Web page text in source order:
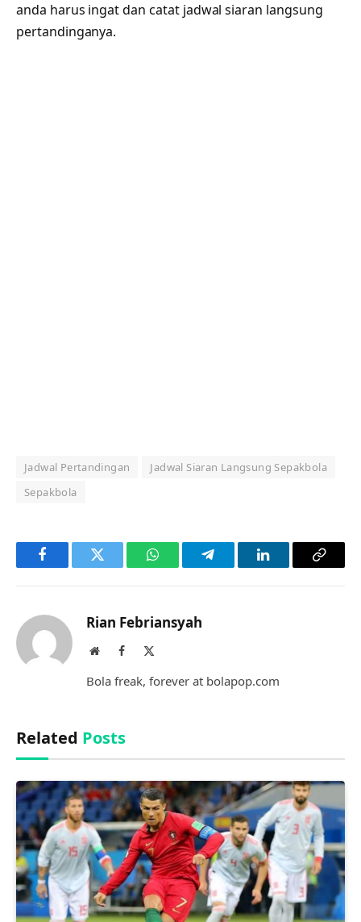
anda harus ingat dan catat jadwal siaran langsung
pertandinganya.
Jadwal Pertandingan
Jadwal Siaran Langsung Sepakbola
Sepakbola
FacebookTwitter WhatsAppTelegramLinkedInCopy
Rian Febriansyah
WebsiteFacebook
Bola freak, forever at bolapop.com
Related Posts